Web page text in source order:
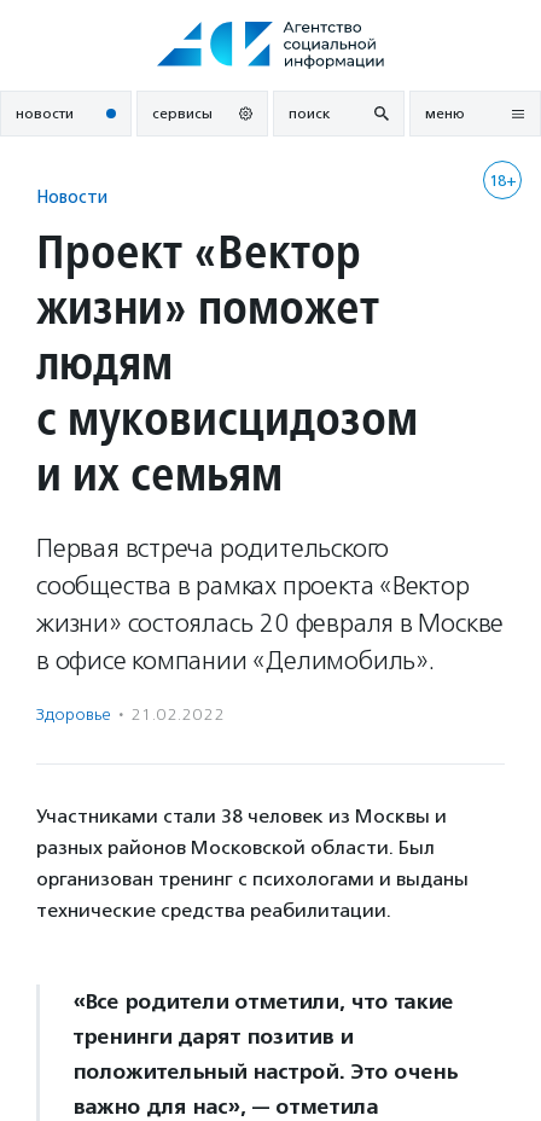
новости сервисы поиск меню
18+
Новости
Проект «Вектор
жизни» поможет
людям
с муковисцидозом
и их семьям
Первая встреча родительского
сообщества в рамках проекта «Вектор
жизни» состоялась 20 февраля в Москве
в офисе компании «Делимобиль».
Здоровье · 21.02.2022
Участниками стали 38 человек из Москвы и
разных районов Московской области. Был
организован тренинг с психологами и выданы
технические средства реабилитации.
«Все родители отметили, что такие
тренинги дарят позитив и
положительный настрой. Это очень
важно для нас», — отметила